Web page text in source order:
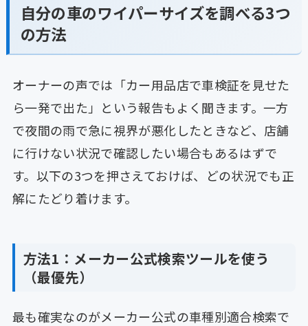
自分の車のワイパーサイズを調べる3つ
の方法
オーナーの声では「カー用品店で車検証を見せた
ら一発で出た」という報告もよく聞きます。一方
で夜間の雨で急に視界が悪化したときなど、店舗
に行けない状況で確認したい場合もあるはずで
す。以下の3つを押さえておけば、どの状況でも正
解にたどり着けます。
方法1：メーカー公式検索ツールを使う
（最優先）
最も確実なのがメーカー公式の車種別適合検索で